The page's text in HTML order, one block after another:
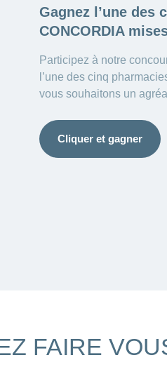
Gagnez l’une des
CONCORDIA
Participez à notre
l’une des cinq
vous souhaitons un
Cliquer et gagner
FAIRE